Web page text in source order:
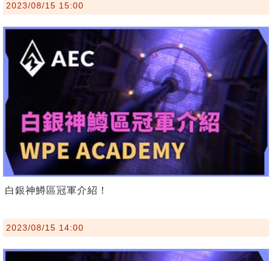
2023/08/15 15:00
白銀神鱒區冠軍介紹！
2023/08/15 14:00